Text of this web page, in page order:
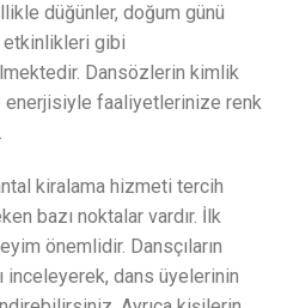
düğünler, doğum günü
gibi
Dansözlerin kimlik
faaliyetlerinize renk
kiralama hizmeti tercih
bazı noktalar vardır. İlk
önemlidir. Dansçıların
inceleyerek, dans üyelerinin